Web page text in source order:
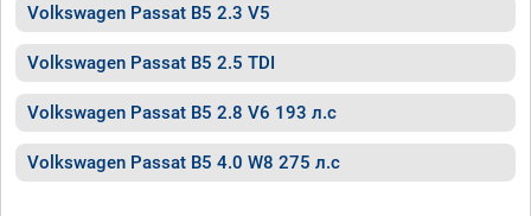
Volkswagen Passat B5 2.3 V5
Volkswagen Passat B5 2.5 TDI
Volkswagen Passat B5 2.8 V6 193 л.с
Volkswagen Passat B5 4.0 W8 275 л.с